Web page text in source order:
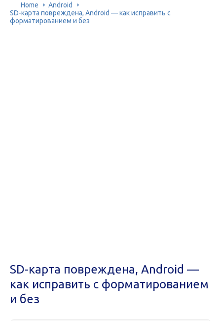
Home
Android
SD-карта повреждена, Android — как исправить с
форматированием и без
SD-карта повреждена, Android —
как исправить с форматированием
и без